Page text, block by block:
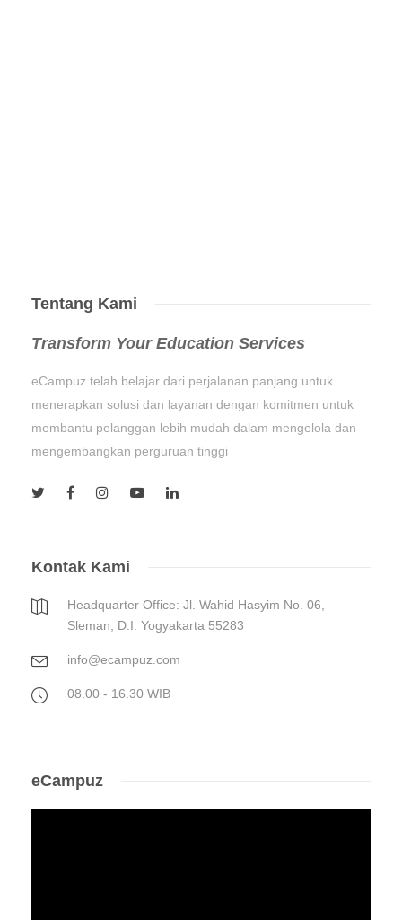
Tentang Kami
Transform Your Education Services
eCampuz telah belajar dari perjalanan panjang untuk
menerapkan solusi dan layanan dengan komitmen untuk
membantu pelanggan lebih mudah dalam mengelola dan
mengembangkan perguruan tinggi
Kontak Kami
Headquarter Office: Jl. Wahid Hasyim No. 06,
Sleman, D.I. Yogyakarta 55283
info@ecampuz.com
08.00 - 16.30 WIB
eCampuz